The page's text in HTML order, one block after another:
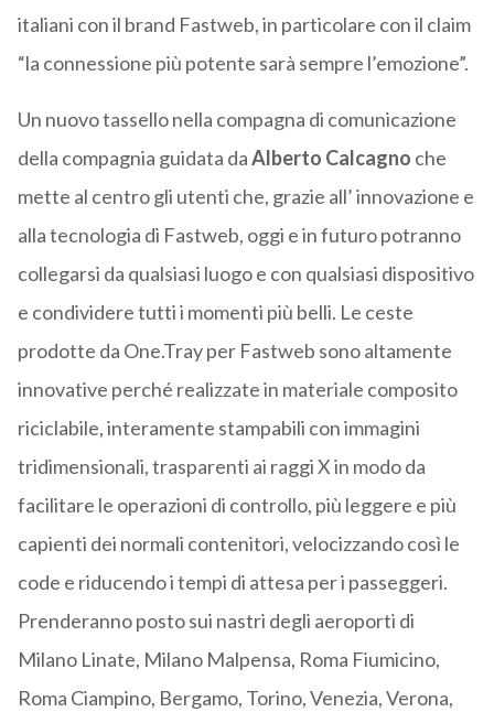
italiani con il brand Fastweb, in particolare con il claim
“la connessione più potente sarà sempre l’emozione”.
Un nuovo tassello nella compagna di comunicazione
della compagnia guidata daAlberto Calcagno che
mette al centro gli utenti che, grazie all’ innovazione e
alla tecnologia di Fastweb, oggi e in futuro potranno
collegarsi da qualsiasi luogo e con qualsiasi dispositivo
e condividere tutti i momenti più belli. Le ceste
prodotte da One.Tray per Fastweb sono altamente
innovative perché realizzate in materiale composito
riciclabile, interamente stampabili con immagini
tridimensionali, trasparenti ai raggi X in modo da
facilitare le operazioni di controllo, più leggere e più
capienti dei normali contenitori, velocizzando così le
code e riducendo i tempi di attesa per i passeggeri.
Prenderanno posto sui nastri degli aeroporti di
Milano Linate, Milano Malpensa, Roma Fiumicino,
Roma Ciampino, Bergamo, Torino, Venezia, Verona,